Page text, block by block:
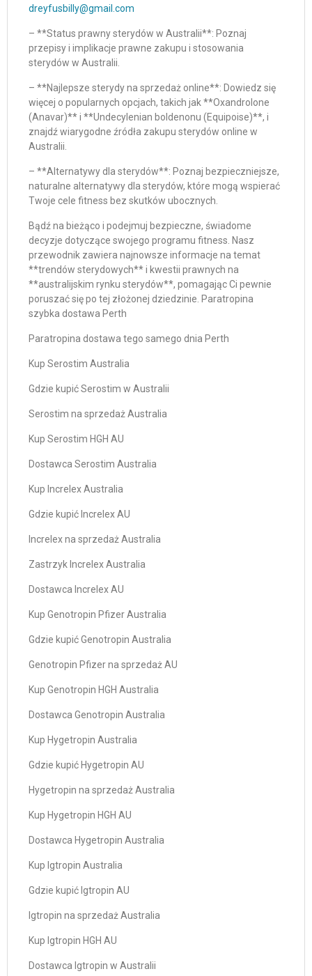
dreyfusbilly@gmail.com
– **Status prawny sterydów w Australii**: Poznaj
przepisy i implikacje prawne zakupu i stosowania
sterydów w Australii.
– **Najlepsze sterydy na sprzedaż online**: Dowiedz się
więcej o popularnych opcjach, takich jak **Oxandrolone
(Anavar)** i **Undecylenian boldenonu (Equipoise)**, i
znajdź wiarygodne źródła zakupu sterydów online w
Australii.
– **Alternatywy dla sterydów**: Poznaj bezpieczniejsze,
naturalne alternatywy dla sterydów, które mogą wspierać
Twoje cele fitness bez skutków ubocznych.
Bądź na bieżąco i podejmuj bezpieczne, świadome
decyzje dotyczące swojego programu fitness. Nasz
przewodnik zawiera najnowsze informacje na temat
**trendów sterydowych** i kwestii prawnych na
**australijskim rynku sterydów**, pomagając Ci pewnie
poruszać się po tej złożonej dziedzinie. Paratropina
szybka dostawa Perth
Paratropina dostawa tego samego dnia Perth
Kup Serostim Australia
Gdzie kupić Serostim w Australii
Serostim na sprzedaż Australia
Kup Serostim HGH AU
Dostawca Serostim Australia
Kup Increlex Australia
Gdzie kupić Increlex AU
Increlex na sprzedaż Australia
Zastrzyk Increlex Australia
Dostawca Increlex AU
Kup Genotropin Pfizer Australia
Gdzie kupić Genotropin Australia
Genotropin Pfizer na sprzedaż AU
Kup Genotropin HGH Australia
Dostawca Genotropin Australia
Kup Hygetropin Australia
Gdzie kupić Hygetropin AU
Hygetropin na sprzedaż Australia
Kup Hygetropin HGH AU
Dostawca Hygetropin Australia
Kup Igtropin Australia
Gdzie kupić Igtropin AU
Igtropin na sprzedaż Australia
Kup Igtropin HGH AU
Dostawca Igtropin w Australii